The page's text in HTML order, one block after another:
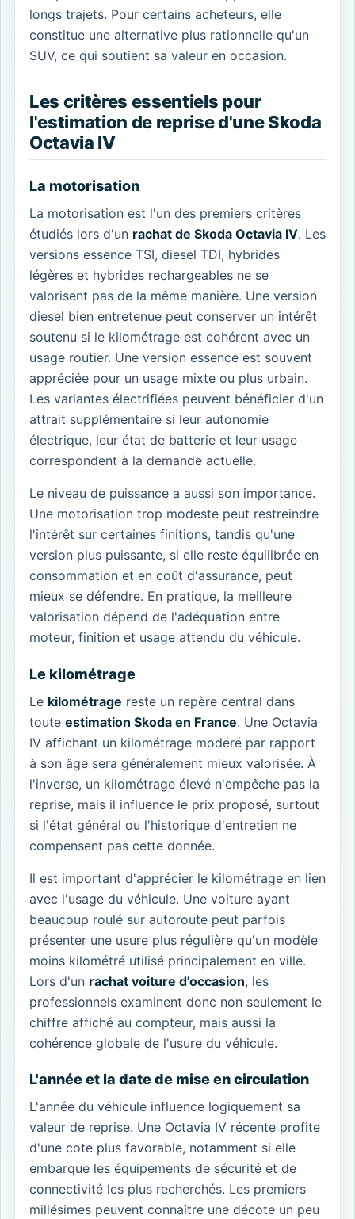
longs trajets. Pour certains acheteurs, elle
constitue une alternative plus rationnelle qu'un
SUV, ce qui soutient sa valeur en occasion.
Les critères essentiels pour
l'estimation de reprise d'une Skoda
Octavia IV
La motorisation
La motorisation est l'un des premiers critères
étudiés lors d'un rachat de Skoda Octavia IV. Les
versions essence TSI, diesel TDI, hybrides
légères et hybrides rechargeables ne se
valorisent pas de la même manière. Une version
diesel bien entretenue peut conserver un intérêt
soutenu si le kilométrage est cohérent avec un
usage routier. Une version essence est souvent
appréciée pour un usage mixte ou plus urbain.
Les variantes électrifiées peuvent bénéficier d'un
attrait supplémentaire si leur autonomie
électrique, leur état de batterie et leur usage
correspondent à la demande actuelle.
Le niveau de puissance a aussi son importance.
Une motorisation trop modeste peut restreindre
l'intérêt sur certaines finitions, tandis qu'une
version plus puissante, si elle reste équilibrée en
consommation et en coût d'assurance, peut
mieux se défendre. En pratique, la meilleure
valorisation dépend de l'adéquation entre
moteur, finition et usage attendu du véhicule.
Le kilométrage
Le kilométrage reste un repère central dans
toute estimation Skoda en France. Une Octavia
IV affichant un kilométrage modéré par rapport
à son âge sera généralement mieux valorisée. À
l'inverse, un kilométrage élevé n'empêche pas la
reprise, mais il influence le prix proposé, surtout
si l'état général ou l'historique d'entretien ne
compensent pas cette donnée.
Il est important d'apprécier le kilométrage en lien
avec l'usage du véhicule. Une voiture ayant
beaucoup roulé sur autoroute peut parfois
présenter une usure plus régulière qu'un modèle
moins kilométré utilisé principalement en ville.
Lors d'un rachat voiture d'occasion, les
professionnels examinent donc non seulement le
chiffre affiché au compteur, mais aussi la
cohérence globale de l'usure du véhicule.
L'année et la date de mise en circulation
L'année du véhicule influence logiquement sa
valeur de reprise. Une Octavia IV récente profite
d'une cote plus favorable, notamment si elle
embarque les équipements de sécurité et de
connectivité les plus recherchés. Les premiers
millésimes peuvent connaître une décote un peu